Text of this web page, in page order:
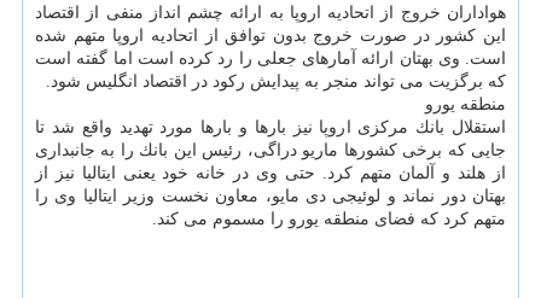
هواداران خروج از اتحادیه اروپا به ارائه چشم انداز منفی از اقتصاد
این كشور در صورت خروج بدون توافق از اتحادیه اروپا متهم شده
است. وی بهتان ارائه آمارهای جعلی را رد كرده است اما گفته است
كه برگزیت می تواند منجر به پیدایش ركود در اقتصاد انگلیس شود.
منطقه یورو
استقلال بانك مركزی اروپا نیز بارها و بارها مورد تهدید واقع شد تا
جایی كه برخی كشورها ماریو دراگی، رئیس این بانك را به جانبداری
از هلند و آلمان متهم كرد. حتی وی در خانه خود یعنی ایتالیا نیز از
بهتان دور نماند و لوئیجی دی مایو، معاون نخست وزیر ایتالیا وی را
متهم كرد كه فضای منطقه یورو را مسموم می كند.